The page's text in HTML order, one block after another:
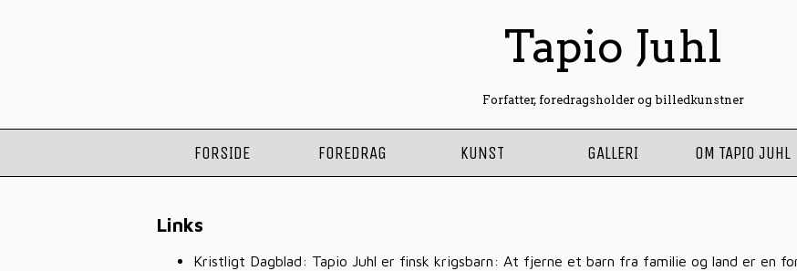
Tapio Juhl
Forfatter, foredragsholder og billedkunstner
FORSIDE FOREDRAG KUNST GALLERI OM TAPIO JUHL
Links
Kristligt Dagblad: Tapio Juhl er finsk krigsbarn: At fjerne et barn fra familie og land er en